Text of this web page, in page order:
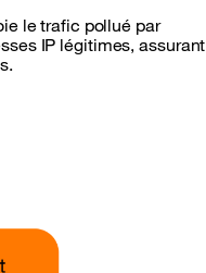
le trafic pollué par
IP légitimes, assurant